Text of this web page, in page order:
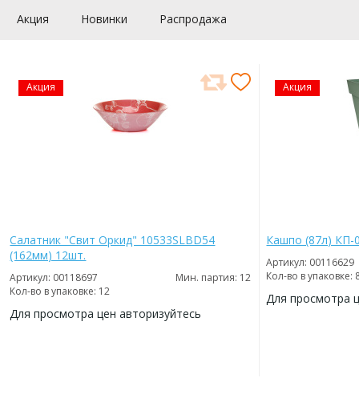
Акция Новинки Распродажа
Акция
Салатник "Свит Оркид" 10533SLBD54
(162мм) 12шт.
Артикул: 00118697
Мин. партия: 12
Кол-во в упаковке: 12
Для просмотра цен авторизуйтесь
Акция
Кашпо (87л) КП-
Артикул: 00116629
Кол-во в упаковке:
Для просмотра